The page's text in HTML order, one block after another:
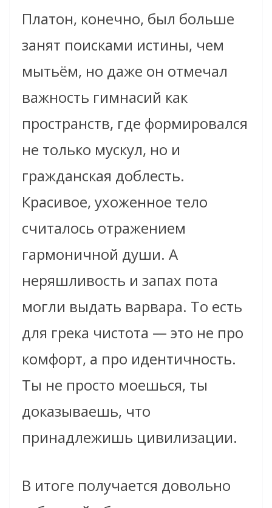
Платон, конечно, был больше
занят поисками истины, чем
мытьём, но даже он отмечал
важность гимнасий как
пространств, где формировался
не только мускул, но и
гражданская доблесть.
Красивое, ухоженное тело
считалось отражением
гармоничной души. А
неряшливость и запах пота
могли выдать варвара. То есть
для грека чистота — это не про
комфорт, а про идентичность.
Ты не просто моешься, ты
доказываешь, что
принадлежишь цивилизации.
В итоге получается довольно